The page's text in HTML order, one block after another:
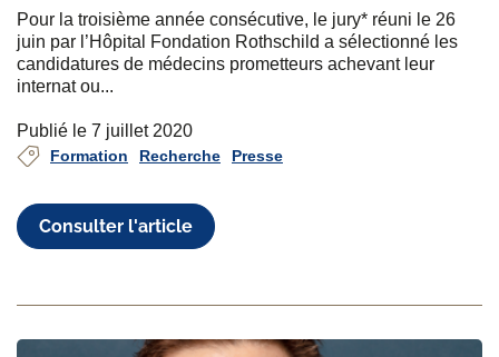
Pour la troisième année consécutive, le jury* réuni le 26
juin par l’Hôpital Fondation Rothschild a sélectionné les
candidatures de médecins prometteurs achevant leur
internat ou...
Publié le 7 juillet 2020
Formation Recherche Presse
Consulter l'article